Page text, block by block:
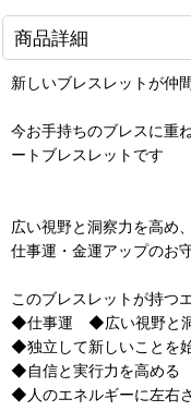
商品詳細
新しいブレスレットが仲
今お手持ちのブレスに重
ートブレスレットです
広い視野と洞察力を高め
仕事運・金運アップのお
このブレスレットが持つ
◆仕事運 ◆広い視野と
◆独立して新しいことを
◆自信と実行力を高める
◆人のエネルギーに左右